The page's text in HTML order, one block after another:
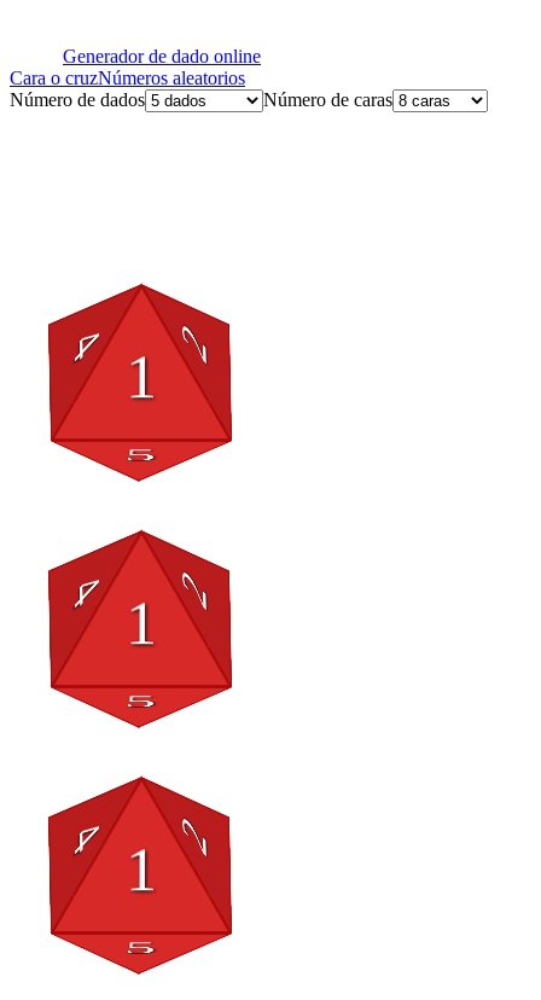
Generador de dado online
Cara o cruzNúmeros aleatorios
Número de dados
Número de caras